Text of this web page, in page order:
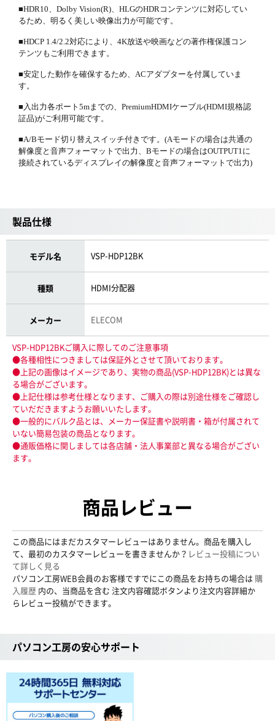
■HDR10、Dolby Vision(R)、HLGのHDRコンテンツに対応してい
るため、明るく美しい映像出力が可能です。
■HDCP 1.4/2.2対応により、4K放送や映画などの著作権保護コン
テンツもご利用できます。
■安定した動作を確保するため、ACアダプターを付属していま
す。
■入出力各ポート5mまでの、PremiumHDMIケーブル(HDMI規格認
証品)がご利用可能です。
■A/Bモード切り替えスイッチ付きです。(Aモードの場合は共通の
解像度と音声フォーマットで出力、Bモードの場合はOUTPUT1に
接続されているディスプレイの解像度と音声フォーマットで出力)
製品仕様
モデル名 VSP-HDP12BK
種類 HDMI分配器
メーカー ELECOM
VSP-HDP12BKご購入に際してのご注意事項
●各種相性につきましては保証外とさせて頂いております。
●上記の画像はイメージであり、実物の商品(VSP-HDP12BK)とは異な
る場合がございます。
●上記仕様は参考仕様となります、ご購入の際は別途仕様をご確認し
ていだだきますようお願いいたします。
●一般的にバルク品とは、メーカー保証書や説明書・箱が付属されて
いない簡易包装の商品となります。
●通販価格に関しましては各店舗・法人事業部と異なる場合がござい
ます。
商品レビュー
この商品にはまだカスタマーレビューはありません。商品を購入し
て、最初のカスタマーレビューを書きませんか？ レビュー投稿につい
て詳しく見る
パソコン工房WEB会員のお客様ですでにこの商品をお持ちの場合は 購
入履歴 内の、当商品を含む 注文内容確認ボタンより注文内容詳細か
らレビュー投稿ができます。
パソコン工房の安心サポート